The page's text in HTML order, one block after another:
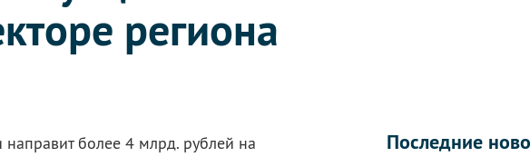
региона
более 4 млрд. рублей на
Последние